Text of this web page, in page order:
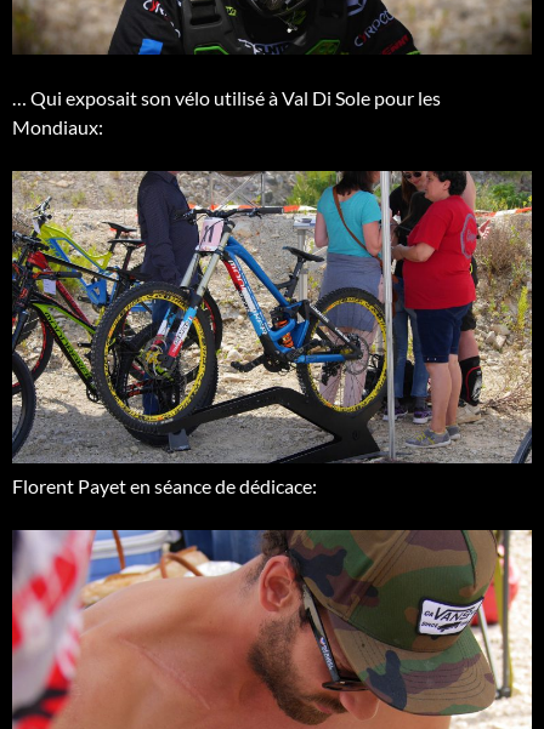
… Qui exposait son vélo utilisé à Val Di Sole pour les
Mondiaux:
Florent Payet en séance de dédicace: